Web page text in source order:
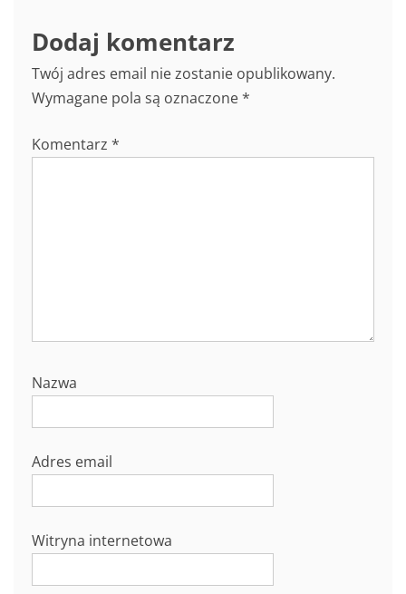
Dodaj komentarz
Twój adres email nie zostanie opublikowany.
Wymagane pola są oznaczone*
Komentarz *
Nazwa
Adres email
Witryna internetowa